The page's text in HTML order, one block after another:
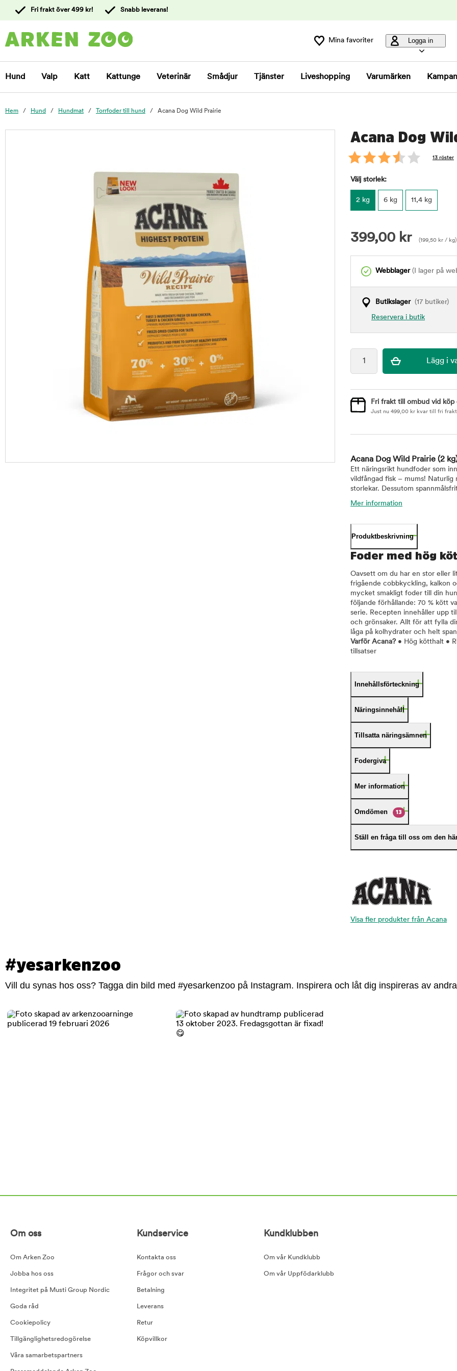
kundtjänst
Fri frakt över 499 kr! Snabb leverans!
Mina favoriter Logga in
Hund Valp Katt Kattunge Veterinär Smådjur Tjänster Liveshopping Varumärken
Hem Hund Hundmat Torrfoder till hund Acana Dog Wild Prairie
Acana Dog
13 röster
Välj storlek:
2 kg 6 kg 11,4 kg
399,00 kr (199,50 kr / kg)
Webblager(I lager på
Butikslager(17 butiker)
Reservera i butik
Fri frakt till ombud vid köp
Just nu 499,00 kr kvar till fri
Acana Dog Wild Prairie (2
Ett näringsrikt hundfoder som
vildfångad fisk – mums! Naturlig
storlekar. Dessutom
Mer information
Produktbeskrivning
Foder med hög
Oavsett om du har en stor eller
frigående cobbkyckling, kalkon
mycket smakligt foder till din
följande förhållande: 70 % kött
serie. Recepten innehåller upp
och grönsaker. Allt för att fylla
låga på kolhydrater och helt
Varför Acana?• Hög kötthalt •
tillsatser
Innehållsförteckning
Näringsinnehåll
Tillsatta näringsämnen
Fodergiva
Mer information
Omdömen 13
Ställ en fråga till oss om den
Visa fler produkter från Acana
#yesarkenzoo
Vill du synas hos oss? Tagga din bild med #yesarkenzoo på Instagram. Inspirera och låt dig inspireras av
Om oss
Om Arken Zoo
Jobba hos oss
Integritet på Musti Group Nordic
Goda råd
Cookiepolicy
Tillgänglighetsredogörelse
Våra samarbetspartners
Kundservice
Kontakta oss
Frågor och svar
Betalning
Leverans
Retur
Köpvillkor
Kundklubben
Om vår Kundklubb
Om vår Uppfödarklubb